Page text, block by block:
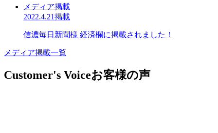
メディア掲載
2022.4.21掲載
信濃毎日新聞様 経済欄に掲載されました！
メディア掲載一覧
Customer's Voiceお客様の声